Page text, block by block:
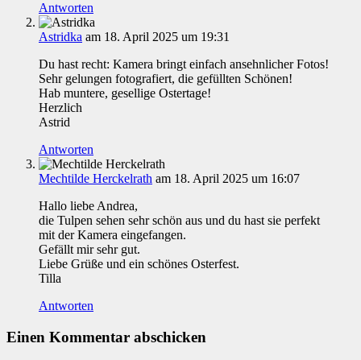
Antworten
Astridka am 18. April 2025 um 19:31
Du hast recht: Kamera bringt einfach ansehnlicher Fotos!
Sehr gelungen fotografiert, die gefüllten Schönen!
Hab muntere, gesellige Ostertage!
Herzlich
Astrid
Antworten
Mechtilde Herckelrath am 18. April 2025 um 16:07
Hallo liebe Andrea,
die Tulpen sehen sehr schön aus und du hast sie perfekt
mit der Kamera eingefangen.
Gefällt mir sehr gut.
Liebe Grüße und ein schönes Osterfest.
Tilla
Antworten
Einen Kommentar abschicken